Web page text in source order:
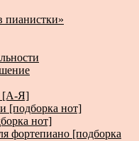
пианистки»
Я]
[подборка нот]
нот]
фортепиано [подборка